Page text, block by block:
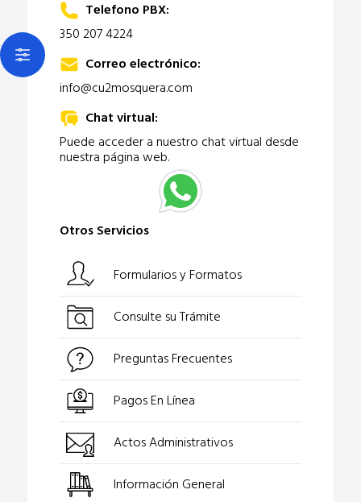
Open actions menu
Telefono PBX:
350 207 4224
Correo electrónico:
info@cu2mosquera.com
Chat virtual:
Puede acceder a nuestro chat virtual desde
nuestra página web.
Otros Servicios
Formularios y Formatos
Consulte su Trámite
Preguntas Frecuentes
Pagos En Línea
Actos Administrativos
Información General